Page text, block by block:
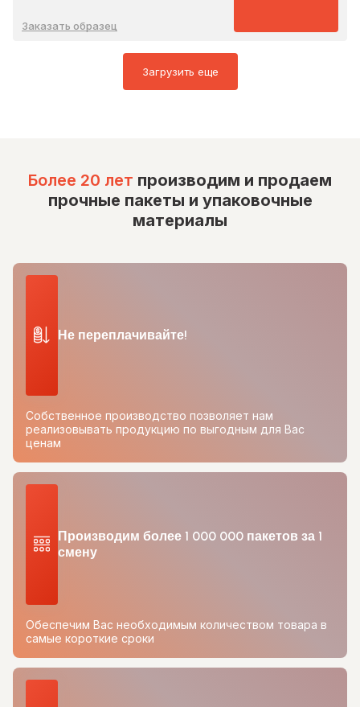
Заказать образец
Загрузить еще
Более 20 лет производим и продаем
прочные пакеты и упаковочные
материалы
Не переплачивайте!
Собственное производство позволяет нам
реализовывать продукцию по выгодным для Вас
ценам
Производим более 1 000 000 пакетов за 1
смену
Обеспечим Вас необходимым количеством товара в
самые короткие сроки